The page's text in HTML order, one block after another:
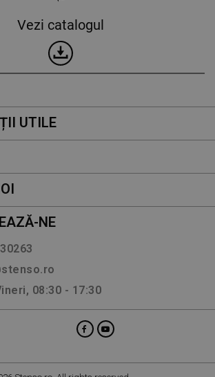
Vezi catalogul
UTILE
NE
08:30 - 17:30